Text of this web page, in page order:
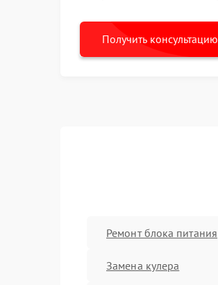
Получить консультацию
Ремонт блока питания
Замена кулера